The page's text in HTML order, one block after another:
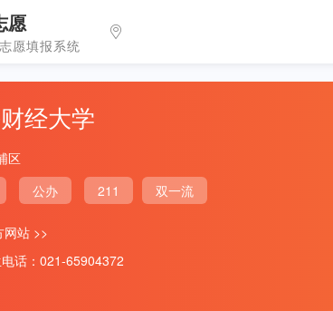
愿
愿填报系统
财经大学
区
公办 211 双一流
网站 >>
话：021-65904372